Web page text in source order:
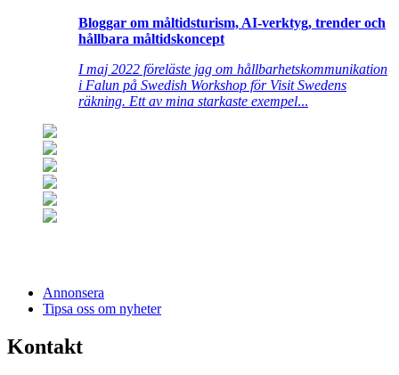
Bloggar om måltidsturism, AI-verktyg, trender och
hållbara måltidskoncept
I maj 2022 föreläste jag om hållbarhetskommunikation
i Falun på Swedish Workshop för Visit Swedens
räkning. Ett av mina starkaste exempel...
Annonsera
Tipsa oss om nyheter
Kontakt